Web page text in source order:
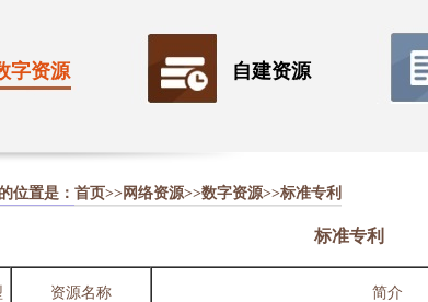
字资源 自建资源
位置是： 首页>>网络资源>>数字资源>>标准专利
标准专利
资源名称 简介